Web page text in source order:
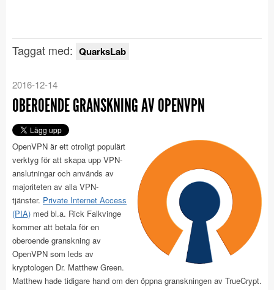
Taggat med: QuarksLab
2016-12-14
OBEROENDE GRANSKNING AV OPENVPN
OpenVPN är ett otroligt populärt
verktyg för att skapa upp VPN-
anslutningar och används av
majoriteten av alla VPN-
tjänster. Private Internet Access
(PIA) med bl.a. Rick Falkvinge
kommer att betala för en
oberoende granskning av
OpenVPN som leds av
kryptologen Dr. Matthew Green.
Matthew hade tidigare hand om den öppna granskningen av TrueCrypt.